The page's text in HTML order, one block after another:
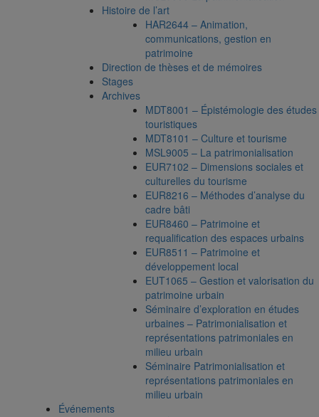
Histoire de l’art
HAR2644 – Animation,
communications, gestion en
patrimoine
Direction de thèses et de mémoires
Stages
Archives
MDT8001 – Épistémologie des études
touristiques
MDT8101 – Culture et tourisme
MSL9005 – La patrimonialisation
EUR7102 – Dimensions sociales et
culturelles du tourisme
EUR8216 – Méthodes d’analyse du
cadre bâti
EUR8460 – Patrimoine et
requalification des espaces urbains
EUR8511 – Patrimoine et
développement local
EUT1065 – Gestion et valorisation du
patrimoine urbain
Séminaire d’exploration en études
urbaines – Patrimonialisation et
représentations patrimoniales en
milieu urbain
Séminaire Patrimonialisation et
représentations patrimoniales en
milieu urbain
Événements